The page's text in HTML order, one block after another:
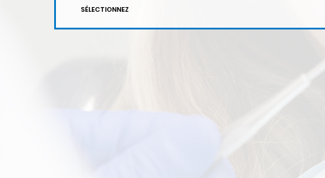
SÉLECTIONNEZ